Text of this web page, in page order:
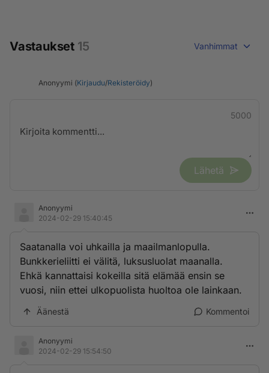
Vastaukset 15 Vanhimmat
Anonyymi (Kirjaudu/Rekisteröidy)
5000
Lähetä
Anonyymi
2024-02-29 15:40:45
Saatanalla voi uhkailla ja maailmanlopulla.
Bunkkerieliitti ei välitä, luksusluolat maanalla.
Ehkä kannattaisi kokeilla sitä elämää ensin se
vuosi, niin ettei ulkopuolista huoltoa ole lainkaan.
Äänestä Kommentoi
Anonyymi
2024-02-29 15:54:50